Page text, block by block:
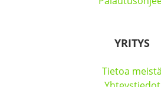
YRITYS
Tietoa meistä